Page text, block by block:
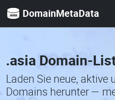
DomainMetaData
.asia Domain-
Laden Sie neue,
Domains herunter —